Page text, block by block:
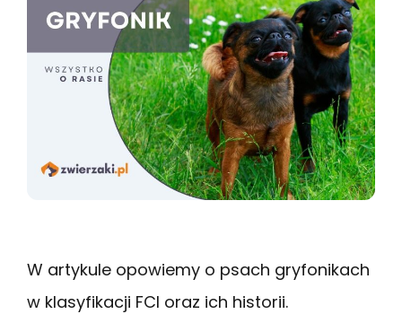
W artykule opowiemy o psach gryfonikach
w klasyfikacji FCI oraz ich historii.